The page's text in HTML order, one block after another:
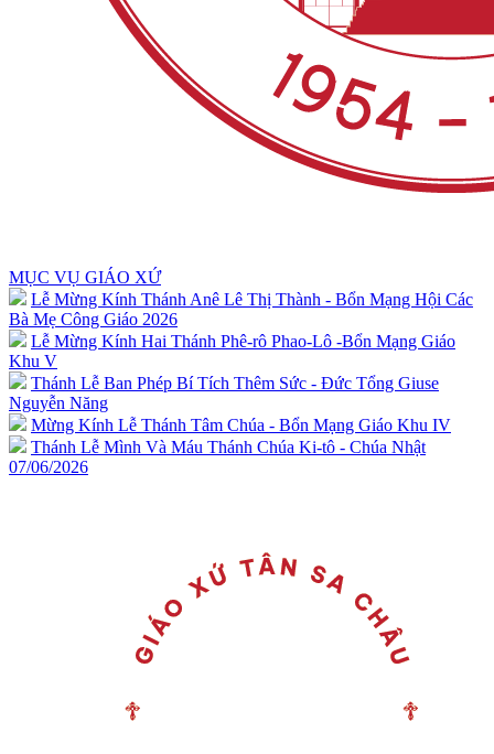
MỤC VỤ GIÁO XỨ
Lễ Mừng Kính Thánh Anê Lê Thị Thành - Bổn Mạng Hội Các
Bà Mẹ Công Giáo 2026
Lễ Mừng Kính Hai Thánh Phê-rô Phao-Lô -Bổn Mạng Giáo
Khu V
Thánh Lễ Ban Phép Bí Tích Thêm Sức - Đức Tổng Giuse
Nguyễn Năng
Mừng Kính Lễ Thánh Tâm Chúa - Bổn Mạng Giáo Khu IV
Thánh Lễ Mình Và Máu Thánh Chúa Ki-tô - Chúa Nhật
07/06/2026